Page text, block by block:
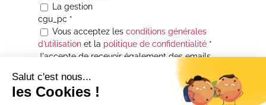
La gestion
cgu_pc *
Vous acceptez les conditions générales
d’utilisationet la politique de confidentialité*
J'accepte de recevoir également des emails
Je souhaite être informé(e) de toutes les
actualités immobilières des agences de la
Maison Atrium Gestion. À tout moment, vous